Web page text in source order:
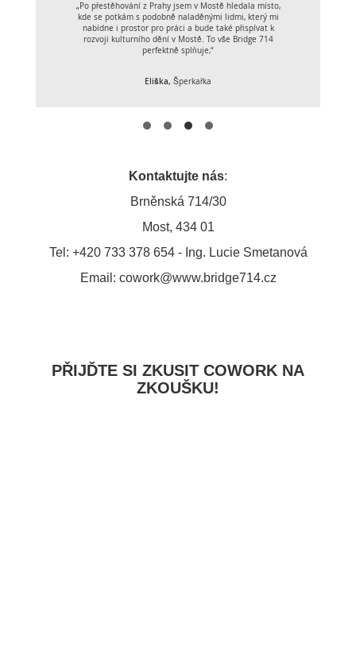
„Po přestěhování z Prahy jsem v Mostě hledala místo,
kde se potkám s podobně naladěnými lidmi, který mi
nabídne i prostor pro práci a bude také přispívat k
rozvoji kulturního dění v Mostě. To vše Bridge 714
perfektně splňuje,“
Eliška, Šperkařka
Kontaktujte nás:
Brněnská 714/30
Most, 434 01
Tel: +420 733 378 654 - Ing. Lucie Smetanová
Email: cowork@www.bridge714.cz
PŘIJĎTE SI ZKUSIT COWORK NA
ZKOUŠKU!